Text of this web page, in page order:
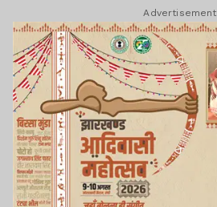
Advertisement